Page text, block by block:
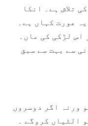
تلاش ہے۔ انکا
عورت کہاں ہے۔
لڑکی کی ماں۔
سے بہت سے سبق
ورنہ اگر دوسروں
الٹیاں کروگے ۔